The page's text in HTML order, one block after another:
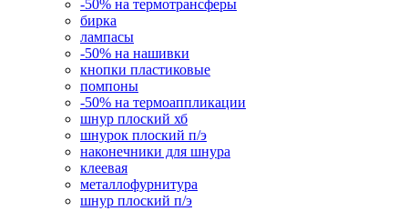
-50% на термотрансферы
бирка
лампасы
-50% на нашивки
кнопки пластиковые
помпоны
-50% на термоаппликации
шнур плоский хб
шнурок плоский п/э
наконечники для шнура
клеевая
металлофурнитура
шнур плоский п/э